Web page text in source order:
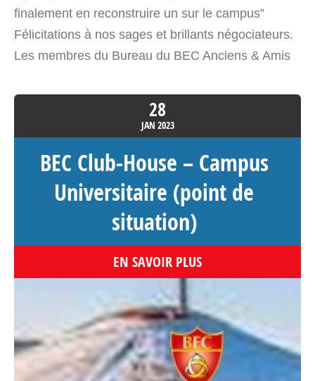
finalement en reconstruire un sur le campus”
Félicitations à nos sages et brillants négociateurs.
Les membres du Bureau du BEC Anciens & Amis
28
JAN 2023
BEC Club-House – Campus
Universitaire (point de
situation)
EN SAVOIR PLUS